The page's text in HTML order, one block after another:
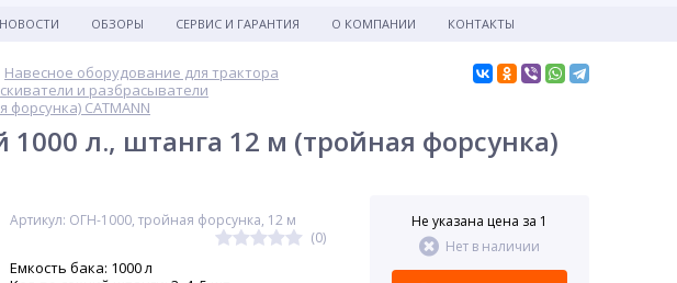
НОВОСТИ ОБЗОРЫ СЕРВИС И ГАРАНТИЯ О КОМПАНИИ КОНТАКТЫ
Навесное оборудование для трактора
и разбрасыватели
CATMANN
л., штанга 12 м (тройная форсунка)
Артикул: ОГН-1000, тройная форсунка, 12 м
(0)
Емкость бака: 1000 л
Не указана цена за 1
Нет в наличии